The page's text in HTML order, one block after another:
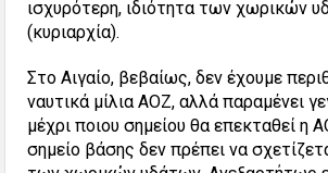
ισχυρότερη, ιδιότητα των χωρικών
(κυριαρχία).
Στο Αιγαίο, βεβαίως, δεν έχουμε
ναυτικά μίλια ΑΟΖ, αλλά παραμένει
μέχρι ποιου σημείου θα επεκταθεί η
σημείο βάσης δεν πρέπει να